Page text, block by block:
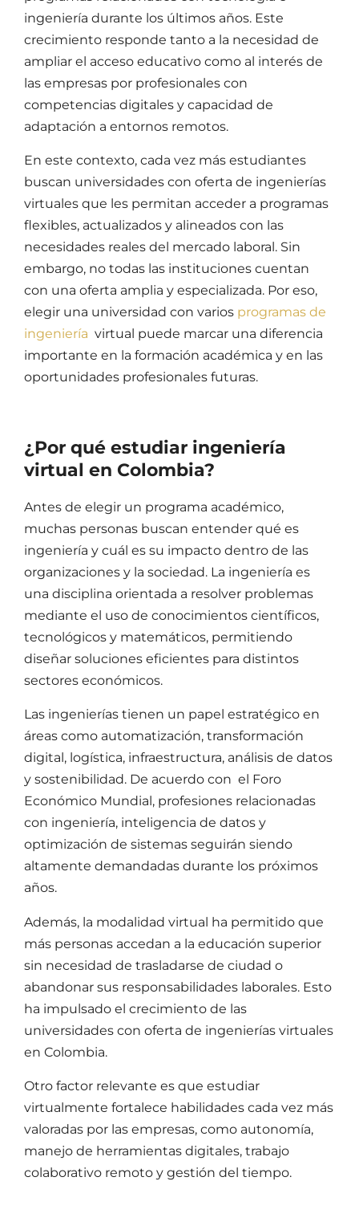
ingeniería durante los últimos años. Este
crecimiento responde tanto a la necesidad de
ampliar el acceso educativo como al interés de
las empresas por profesionales con
competencias digitales y capacidad de
adaptación a entornos remotos.
En este contexto, cada vez más estudiantes
buscan universidades con oferta de ingenierías
virtuales que les permitan acceder a programas
flexibles, actualizados y alineados con las
necesidades reales del mercado laboral. Sin
embargo, no todas las instituciones cuentan
con una oferta amplia y especializada. Por eso,
elegir una universidad con varios programas de
ingeniería virtual puede marcar una diferencia
importante en la formación académica y en las
oportunidades profesionales futuras.
¿Por qué estudiar ingeniería
virtual en Colombia?
Antes de elegir un programa académico,
muchas personas buscan entender qué es
ingeniería y cuál es su impacto dentro de las
organizaciones y la sociedad. La ingeniería es
una disciplina orientada a resolver problemas
mediante el uso de conocimientos científicos,
tecnológicos y matemáticos, permitiendo
diseñar soluciones eficientes para distintos
sectores económicos.
Las ingenierías tienen un papel estratégico en
áreas como automatización, transformación
digital, logística, infraestructura, análisis de datos
y sostenibilidad. De acuerdo con el Foro
Económico Mundial, profesiones relacionadas
con ingeniería, inteligencia de datos y
optimización de sistemas seguirán siendo
altamente demandadas durante los próximos
años.
Además, la modalidad virtual ha permitido que
más personas accedan a la educación superior
sin necesidad de trasladarse de ciudad o
abandonar sus responsabilidades laborales. Esto
ha impulsado el crecimiento de las
universidades con oferta de ingenierías virtuales
en Colombia.
Otro factor relevante es que estudiar
virtualmente fortalece habilidades cada vez más
valoradas por las empresas, como autonomía,
manejo de herramientas digitales, trabajo
colaborativo remoto y gestión del tiempo.